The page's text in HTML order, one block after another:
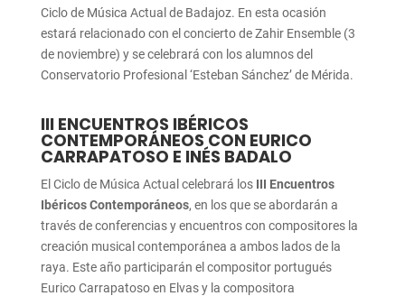
Ciclo de Música Actual de Badajoz. En esta ocasión
estará relacionado con el concierto de Zahir Ensemble (3
de noviembre) y se celebrará con los alumnos del
Conservatorio Profesional ‘Esteban Sánchez’ de Mérida.
III ENCUENTROS IBÉRICOS
CONTEMPORÁNEOS CON EURICO
CARRAPATOSO E INÉS BADALO
El Ciclo de Música Actual celebrará los III Encuentros
Ibéricos Contemporáneos, en los que se abordarán a
través de conferencias y encuentros con compositores la
creación musical contemporánea a ambos lados de la
raya. Este año participarán el compositor portugués
Eurico Carrapatoso en Elvas y la compositora